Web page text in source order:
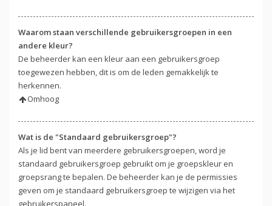
Waarom staan verschillende gebruikersgroepen in een
andere kleur?
De beheerder kan een kleur aan een gebruikersgroep
toegewezen hebben, dit is om de leden gemakkelijk te
herkennen.
Omhoog
Wat is de "Standaard gebruikersgroep"?
Als je lid bent van meerdere gebruikersgroepen, word je
standaard gebruikersgroep gebruikt om je groepskleur en
groepsrang te bepalen. De beheerder kan je de permissies
geven om je standaard gebruikersgroep te wijzigen via het
gebruikerspaneel.